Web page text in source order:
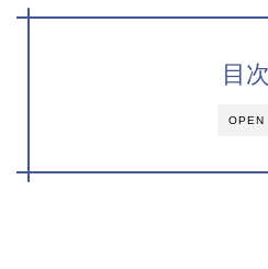
OPEN
目次